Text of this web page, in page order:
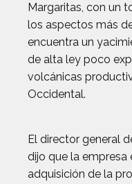
Margaritas, con un
los aspectos más
encuentra un
de alta ley poco
volcánicas
Occidental.
El director general
dijo que la
adquisición de la